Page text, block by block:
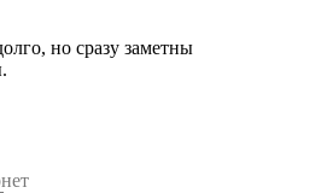
но сразу заметны